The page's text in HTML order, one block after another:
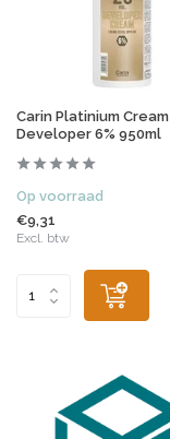
Carin Platinium Cream
Developer 6% 950ml
Op voorraad
€9,31
Excl. btw